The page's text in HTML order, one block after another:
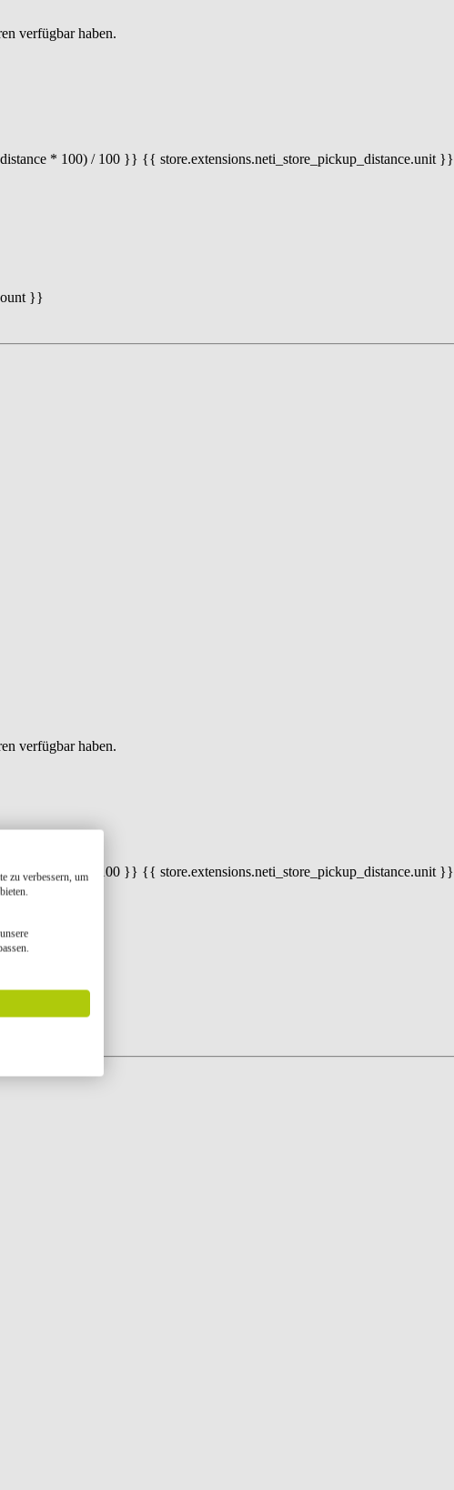
verfügbar haben.
* 100) / 100 }} {{ store.extensions.neti_store_pickup_distance.unit }}
}}
verfügbar haben.
* 100) / 100 }} {{ store.extensions.neti_store_pickup_distance.unit }}
}}
zu verbessern, um